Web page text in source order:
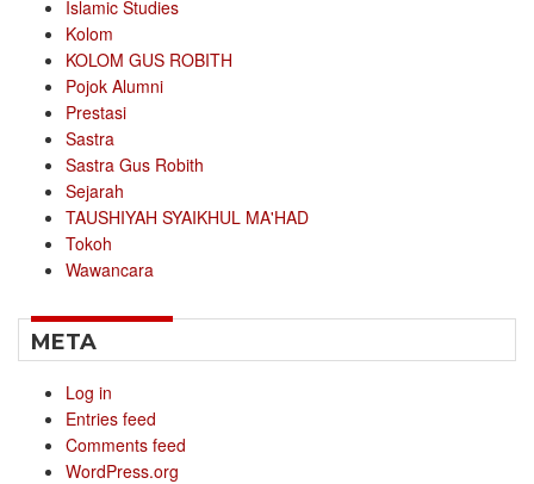
Islamic Studies
Kolom
KOLOM GUS ROBITH
Pojok Alumni
Prestasi
Sastra
Sastra Gus Robith
Sejarah
TAUSHIYAH SYAIKHUL MA'HAD
Tokoh
Wawancara
META
Log in
Entries feed
Comments feed
WordPress.org